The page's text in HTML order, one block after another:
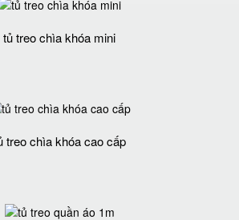
tủ treo chìa khóa mini
treo chìa khóa cao cấp